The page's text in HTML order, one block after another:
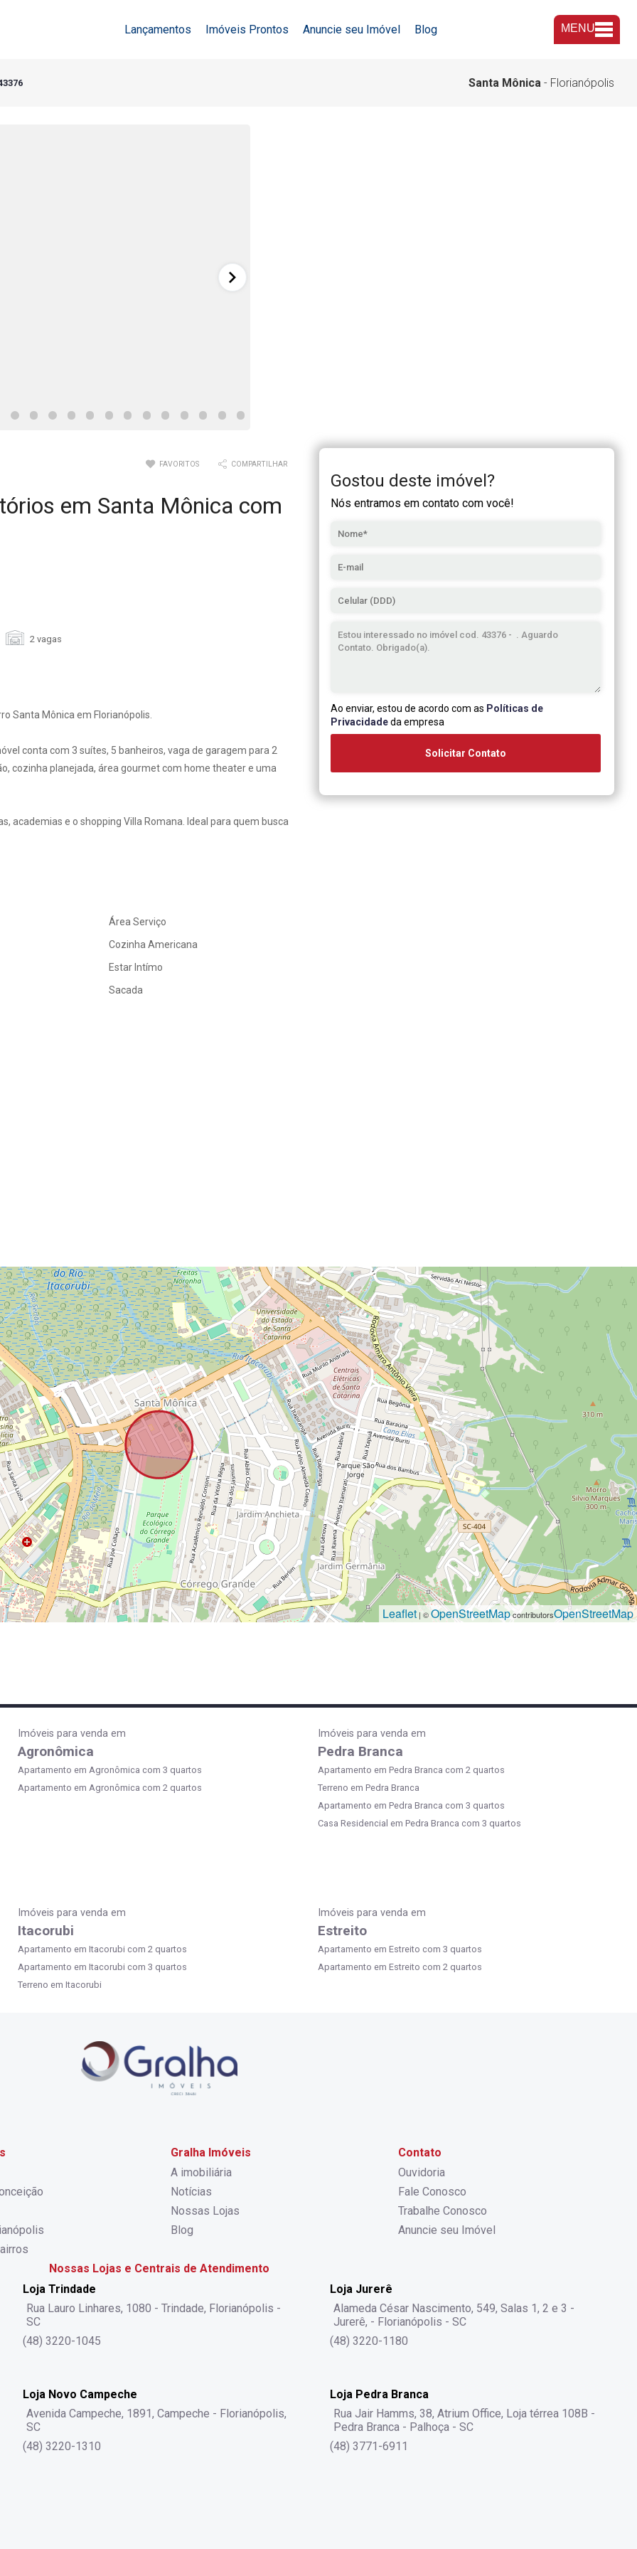
Lançamentos Imóveis Prontos Anuncie seu Imóvel Blog MENU
Santa Mônica - Florianópolis
FAVORITOS COMPARTILHAR
em Santa Mônica com
2 vagas
Santa Mônica em Florianópolis.
conta com 3 suítes, 5 banheiros, vaga de garagem para 2
cozinha planejada, área gourmet com home theater e uma
academias e o shopping Villa Romana. Ideal para quem busca
Área Serviço
Cozinha Americana
Estar Intímo
Sacada
Gostou deste imóvel?
Nós entramos em contato com você!
Ao enviar, estou de acordo com as Políticas de
Privacidadeda empresa
Solicitar Contato
Leaflet | ©OpenStreetMapcontributorsOpenStreetMap
Imóveis para venda em
Agronômica
Apartamento em Agronômica com 3 quartos
Apartamento em Agronômica com 2 quartos
Imóveis para venda em
Pedra Branca
Apartamento em Pedra Branca com 2 quartos
Terreno em Pedra Branca
Apartamento em Pedra Branca com 3 quartos
Casa Residencial em Pedra Branca com 3 quartos
Imóveis para venda em
Itacorubi
Apartamento em Itacorubi com 2 quartos
Apartamento em Itacorubi com 3 quartos
Terreno em Itacorubi
Imóveis para venda em
Estreito
Apartamento em Estreito com 3 quartos
Apartamento em Estreito com 2 quartos
Gralha Imóveis
A imobiliária
Notícias
Nossas Lojas
Blog
Contato
Ouvidoria
Fale Conosco
Trabalhe Conosco
Anuncie seu Imóvel
Nossas Lojas e Centrais de Atendimento
Loja Trindade
Rua Lauro Linhares, 1080 - Trindade, Florianópolis -
SC
(48) 3220-1045
Loja Jurerê
Alameda César Nascimento, 549, Salas 1, 2 e 3 -
Jurerê, - Florianópolis - SC
(48) 3220-1180
Loja Novo Campeche
Avenida Campeche, 1891, Campeche - Florianópolis,
SC
(48) 3220-1310
Loja Pedra Branca
Rua Jair Hamms, 38, Atrium Office, Loja térrea 108B -
Pedra Branca - Palhoça - SC
(48) 3771-6911